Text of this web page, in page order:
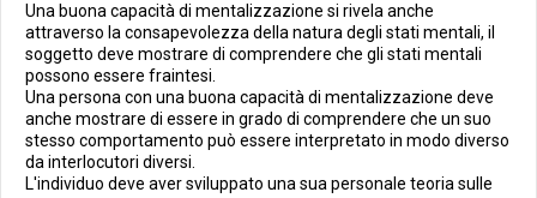
Una buona capacità di mentalizzazione si rivela anche
attraverso la consapevolezza della natura degli stati mentali, il
soggetto deve mostrare di comprendere che gli stati mentali
possono essere fraintesi.
Una persona con una buona capacità di mentalizzazione deve
anche mostrare di essere in grado di comprendere che un suo
stesso comportamento può essere interpretato in modo diverso
da interlocutori diversi.
L'individuo deve aver sviluppato una sua personale teoria sulle